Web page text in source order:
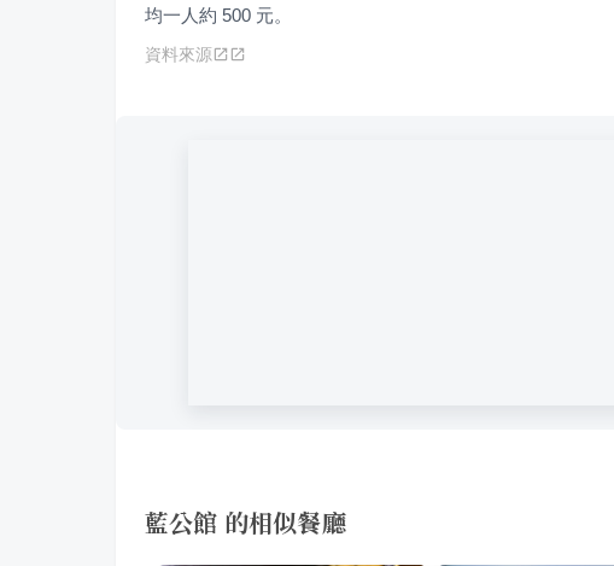
均一人約 500 元。
資料來源
藍公館 的相似餐廳